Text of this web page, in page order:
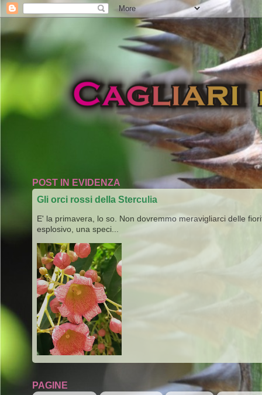
POST IN EVIDENZA
Gli orci rossi della Sterculia
E' la primavera, lo so. Non dovremmo meravigliarci delle
esplosivo, una speci...
PAGINE